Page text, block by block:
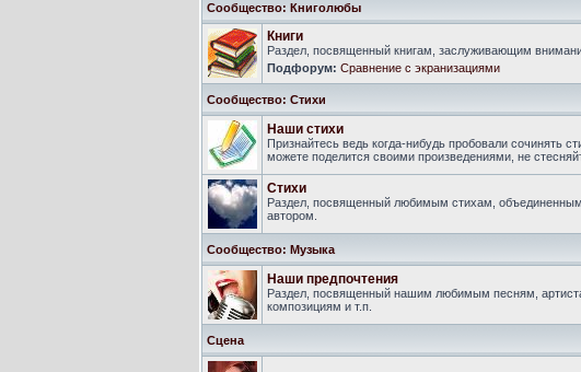
Сообщество: Книголюбы
Книги
Раздел, посвященный книгам, заслуживающим
Подфорум: Сравнение с экранизациями
Сообщество: Стихи
Наши стихи
Признайтесь ведь когда-нибудь пробовали сочинять
можете поделится своими произведениями, не
Стихи
Раздел, посвященный любимым стихам,
автором.
Сообщество: Музыка
Наши предпочтения
Раздел, посвященный нашим любимым песням,
композициям и т.п.
Сцена